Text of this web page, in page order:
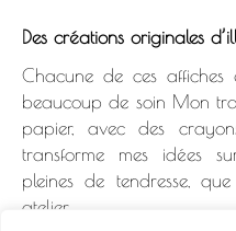
Des créations originales
Chacune de ces affiches
beaucoup de soin Mon
papier, avec des
transforme mes idées
pleines de tendresse,
atelier.